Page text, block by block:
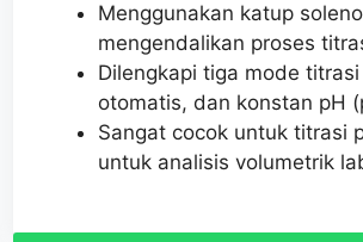
Menggunakan katup
mengendalikan proses
Dilengkapi tiga mode
otomatis, dan konstan pH
Sangat cocok untuk titrasi
untuk analisis volumetrik